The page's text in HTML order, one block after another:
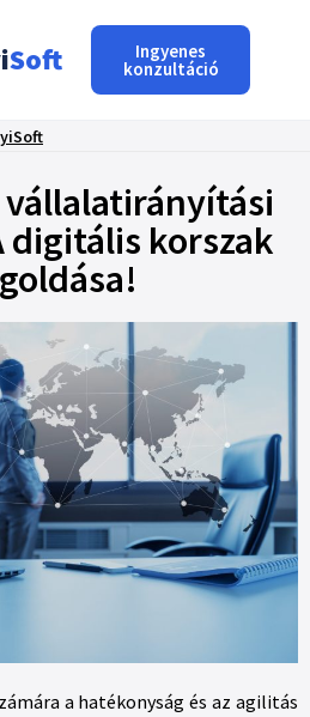
Soft Ingyenes
konzultáció
vállalatirányítási
digitális korszak
a hatékonyság és az agilitás